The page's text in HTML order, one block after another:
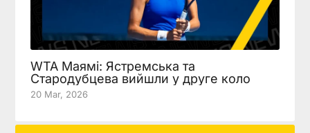
WTA Маямі: Ястремська та
Стародубцева вийшли у друге коло
20 Mar, 2026